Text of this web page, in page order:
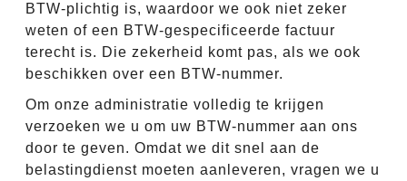
BTW-plichtig is, waardoor we ook niet zeker
weten of een BTW-gespecificeerde factuur
terecht is. Die zekerheid komt pas, als we ook
beschikken over een BTW-nummer.
Om onze administratie volledig te krijgen
verzoeken we u om uw BTW-nummer aan ons
door te geven. Omdat we dit snel aan de
belastingdienst moeten aanleveren, vragen we u